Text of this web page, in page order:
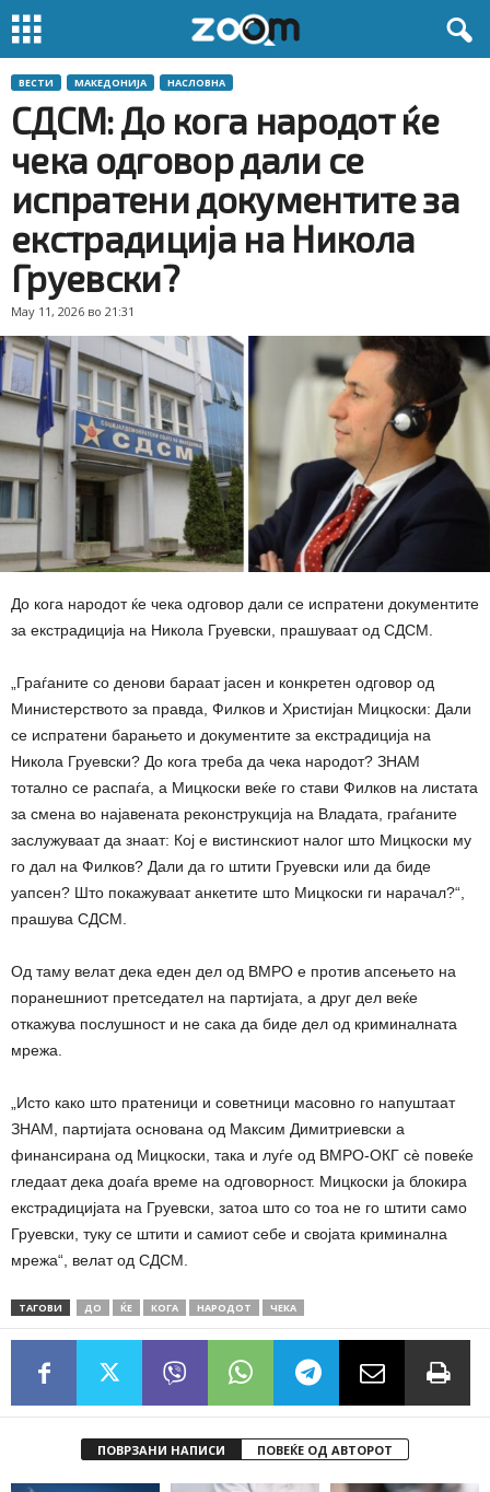
ВЕСТИ МАКЕДОНИЈА НАСЛОВНА
СДСМ: До кога народот ќе
чека одговор дали се
испратени документите за
екстрадиција на Никола
Груевски?
May 11, 2026 во 21:31
До кога народот ќе чека одговор дали се испратени документите
за екстрадиција на Никола Груевски, прашуваат од СДСМ.
„Граѓаните со денови бараат јасен и конкретен одговор од
Министерството за правда, Филков и Христијан Мицкоски: Дали
се испратени барањето и документите за екстрадиција на
Никола Груевски? До кога треба да чека народот? ЗНАМ
тотално се распаѓа, а Мицкоски веќе го стави Филков на листата
за смена во најавената реконструкција на Владата, граѓаните
заслужуваат да знаат: Кој е вистинскиот налог што Мицкоски му
го дал на Филков? Дали да го штити Груевски или да биде
уапсен? Што покажуваат анкетите што Мицкоски ги нарачал?“,
прашува СДСМ.
Од таму велат дека еден дел од ВМРО е против апсењето на
поранешниот претседател на партијата, а друг дел веќе
откажува послушност и не сака да биде дел од криминалната
мрежа.
„Исто како што пратеници и советници масовно го напуштаат
ЗНАМ, партијата основана од Максим Димитриевски а
финансирана од Мицкоски, така и луѓе од ВМРО-ОКГ сè повеќе
гледаат дека доаѓа време на одговорност. Мицкоски ја блокира
екстрадицијата на Груевски, затоа што со тоа не го штити само
Груевски, туку се штити и самиот себе и својата криминална
мрежа“, велат од СДСМ.
ТАГОВИ ДО ЌЕ КОГА НАРОДОТ ЧЕКА
ПОВРЗАНИ НАПИСИ ПОВЕЌЕ ОД АВТОРОТ